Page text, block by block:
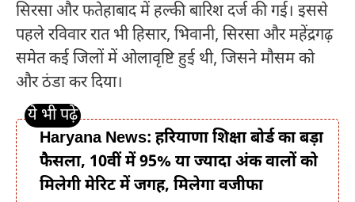
सिरसा और फतेहाबाद में हल्की बारिश दर्ज की गई। इससे
पहले रविवार रात भी हिसार, भिवानी, सिरसा और महेंद्रगढ़
समेत कई जिलों में ओलावृष्टि हुई थी, जिसने मौसम को
और ठंडा कर दिया।
Haryana News: हरियाणा शिक्षा बोर्ड का बड़ा
फैसला, 10वीं में 95% या ज्यादा अंक वालों को
मिलेगी मेरिट में जगह, मिलेगा वजीफा